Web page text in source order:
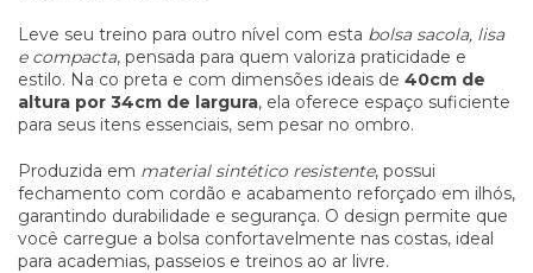
Leve seu treino para outro nível com esta bolsa sacola, lisa
e compacta, pensada para quem valoriza praticidade e
estilo. Na co preta e com dimensões ideais de 40cm de
altura por 34cm de largura, ela oferece espaço suficiente
para seus itens essenciais, sem pesar no ombro.
Produzida em material sintético resistente, possui
fechamento com cordão e acabamento reforçado em ilhós,
garantindo durabilidade e segurança. O design permite que
você carregue a bolsa confortavelmente nas costas, ideal
para academias, passeios e treinos ao ar livre.